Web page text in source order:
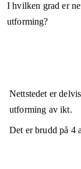
I hvilken grad er
utforming?
Nettstedet er
utforming av ikt.
Det er brudd på 4